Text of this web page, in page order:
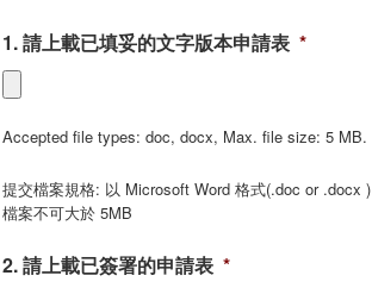
1. 請上載已填妥的文字版本申請表 *
Accepted file types: doc, docx, Max. file size: 5 MB.
提交檔案規格: 以 Microsoft Word 格式(.doc or .docx )
檔案不可大於 5MB
2. 請上載已簽署的申請表 *